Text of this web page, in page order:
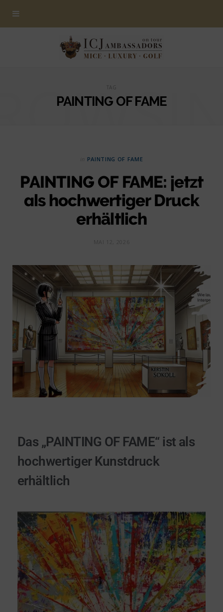
TAG
PAINTING OF FAME
PAINTING OF FAME
PAINTING OF FAME: jetzt
als hochwertiger Druck
erhältlich
Das „PAINTING OF FAME“ ist als
hochwertiger Kunstdruck
erhältlich